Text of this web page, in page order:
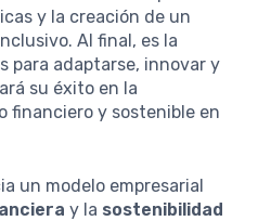
y la creación de un
Al final, es la
para adaptarse, innovar y
su éxito en la
y sostenible en
un modelo empresarial
y la sostenibilidad